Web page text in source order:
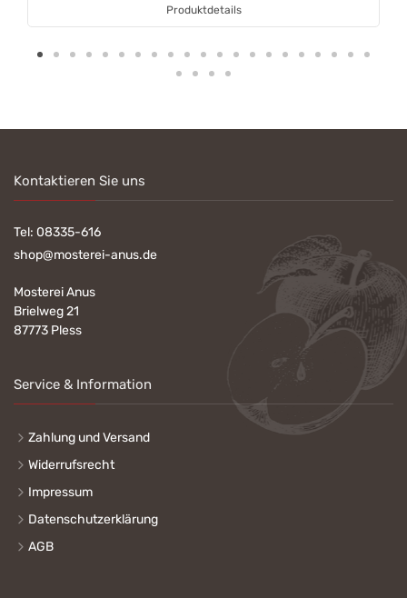
Produktdetails
Kontaktieren Sie uns
Tel: 08335-616
shop@mosterei-anus.de
Mosterei Anus
Brielweg 21
87773 Pless
Service & Information
Zahlung und Versand
Widerrufsrecht
Impressum
Datenschutzerklärung
AGB